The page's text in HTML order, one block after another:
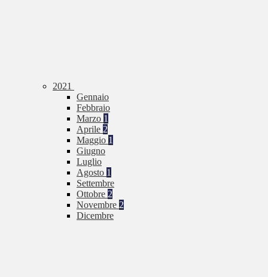
2021
Gennaio
Febbraio
Marzo 1
Aprile 2
Maggio 1
Giugno
Luglio
Agosto 1
Settembre
Ottobre 2
Novembre 2
Dicembre